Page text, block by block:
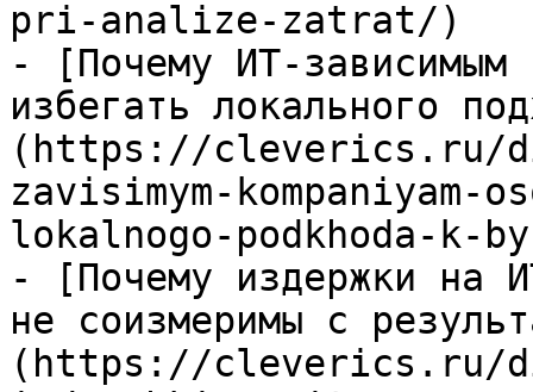
pri-analize-zatrat/)
- [Почему ИТ-зависимым
избегать локального
(https://cleverics.ru/
zavisimym-kompaniyam-
lokalnogo-podkhoda-k-
- [Почему издержки на
не соизмеримы с
(https://cleverics.ru/